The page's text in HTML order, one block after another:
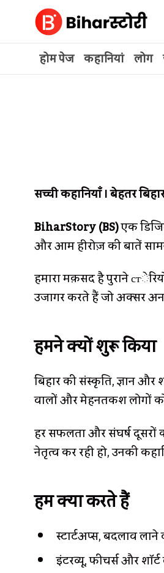
content
होम पेज कहानियां लोग
सच्ची कहानियाँ । बेहतर
BiharStory (BS)एक
और आम हीरोज़ की बातें
हमारा मक़सद है पुराने
उजागर करते हैं जो अक्सर
हमने क्यों शुरू किया
बिहार की संस्कृति, ज्ञान
वालों और मेहनतकश लोगों
हर सफलता और संघर्ष दूसरों
नेतृत्व कर रही हो, उनकी
हम क्या करते हैं
स्टार्टअप्स, बदलाव
इंटरव्यू, फीचर्स और